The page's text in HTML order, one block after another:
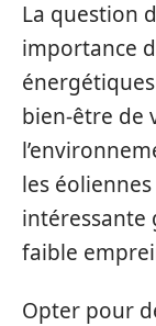
La question
importance
bien-être de
les
intéressante
faible
Opter pour